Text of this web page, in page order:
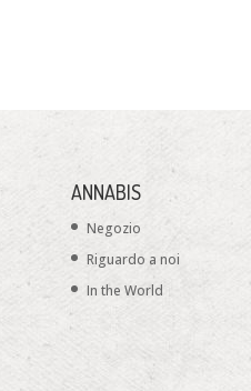
ANNABIS
Negozio
Riguardo a noi
In the World